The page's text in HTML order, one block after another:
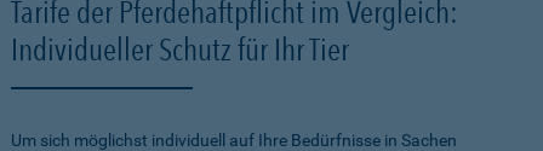
Tarife der Pferdehaftpflicht im Vergleich:
Individueller Schutz für Ihr Tier
Um sich möglichst individuell auf Ihre Bedürfnisse in Sachen